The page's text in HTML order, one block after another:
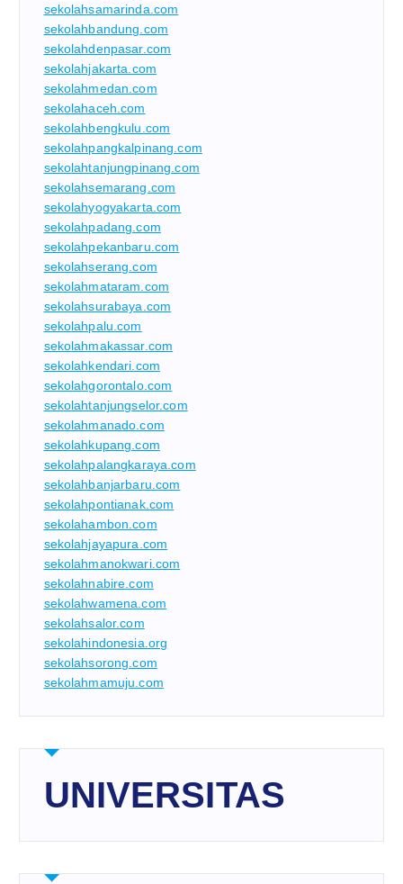
sekolahsamarinda.com
sekolahbandung.com
sekolahdenpasar.com
sekolahjakarta.com
sekolahmedan.com
sekolahaceh.com
sekolahbengkulu.com
sekolahpangkalpinang.com
sekolahtanjungpinang.com
sekolahsemarang.com
sekolahyogyakarta.com
sekolahpadang.com
sekolahpekanbaru.com
sekolahserang.com
sekolahmataram.com
sekolahsurabaya.com
sekolahpalu.com
sekolahmakassar.com
sekolahkendari.com
sekolahgorontalo.com
sekolahtanjungselor.com
sekolahmanado.com
sekolahkupang.com
sekolahpalangkaraya.com
sekolahbanjarbaru.com
sekolahpontianak.com
sekolahambon.com
sekolahjayapura.com
sekolahmanokwari.com
sekolahnabire.com
sekolahwamena.com
sekolahsalor.com
sekolahindonesia.org
sekolahsorong.com
sekolahmamuju.com
UNIVERSITAS